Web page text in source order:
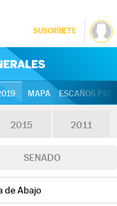
SUSCRÍBETE
MAPA ESCAÑOS
2015 2011
SENADO
de Abajo